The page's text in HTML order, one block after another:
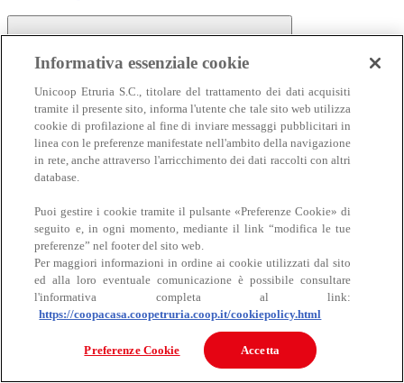
Carne
Carne
Bovino
Informativa essenziale cookie
Unicoop Etruria S.C., titolare del trattamento dei dati acquisiti
tramite il presente sito, informa l'utente che tale sito web utilizza
cookie di profilazione al fine di inviare messaggi pubblicitari in
linea con le preferenze manifestate nell'ambito della navigazione
in rete, anche attraverso l'arricchimento dei dati raccolti con altri
database.
Puoi gestire i cookie tramite il pulsante «Preferenze Cookie» di
seguito e, in ogni momento, mediante il link “modifica le tue
preferenze” nel footer del sito web.
Per maggiori informazioni in ordine ai cookie utilizzati dal sito
ed alla loro eventuale comunicazione è possibile consultare
l'informativa completa al link:
https://coopacasa.coopetruria.coop.it/cookiepolicy.html
Preferenze Cookie Accetta